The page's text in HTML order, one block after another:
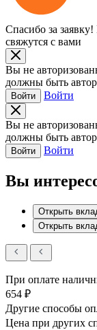
Спасибо за заявку!
свяжутся с вами
Вы не
должны быть
Войти Войти
Вы не
должны быть
Войти Войти
Вы
Открыть
Открыть
При оплате
654 ₽
Другие способы
Цена при других